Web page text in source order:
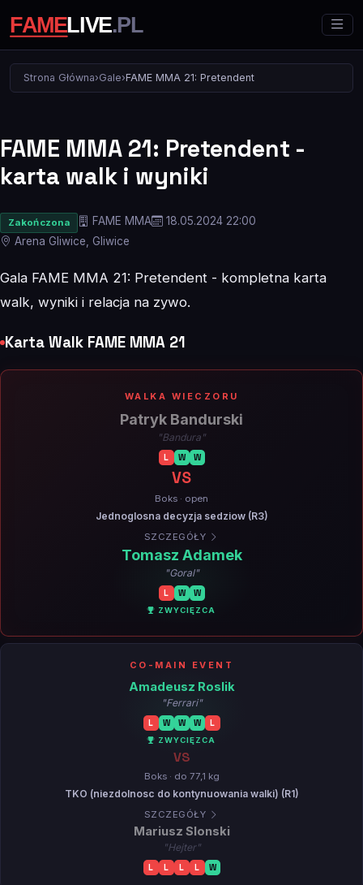
Strona Główna›Gale›FAME MMA 21: Pretendent
FAME MMA 21: Pretendent -
karta walk i wyniki
Zakończona FAME MMA
18.05.2024 22:00
Arena Gliwice, Gliwice
Gala FAME MMA 21: Pretendent - kompletna karta
walk, wyniki i relacja na zywo.
Karta Walk FAME MMA 21
WALKA WIECZORU
Patryk Bandurski
"Bandura"
L W W
VS
Boks · open
Jednoglosna decyzja sedziow (R3)
SZCZEGÓŁY
Tomasz Adamek
"Goral"
L W W
ZWYCIĘZCA
CO-MAIN EVENT
Amadeusz Roslik
"Ferrari"
L W W W L
ZWYCIĘZCA
VS
Boks · do 77,1 kg
TKO (niezdolnosc do kontynuowania walki) (R1)
SZCZEGÓŁY
Mariusz Slonski
"Hejter"
L L L L W